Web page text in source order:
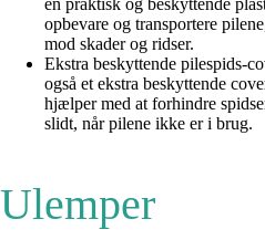
en praktisk og beskyttende
opbevare og transportere
mod skader og ridser.
Ekstra beskyttende pilespids-
også et ekstra beskyttende
hjælper med at forhindre
slidt, når pilene ikke er i brug.
Ulemper